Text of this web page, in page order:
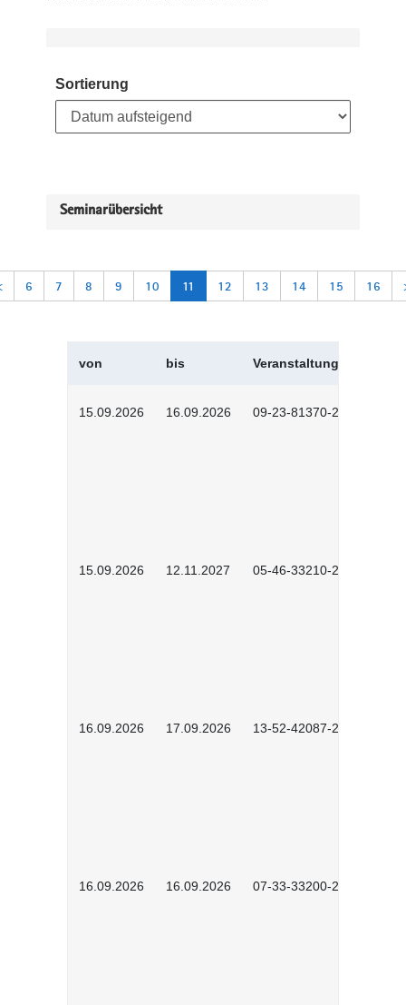
Sortierung
Seminarübersicht
6 7 8 9 10 11 12 13 14 15 16
von bis Veranstaltungskürzel
15.09.2026 16.09.2026 09-23-81370-2601
15.09.2026 12.11.2027 05-46-33210-2601
16.09.2026 17.09.2026 13-52-42087-2601
16.09.2026 16.09.2026 07-33-33200-2601